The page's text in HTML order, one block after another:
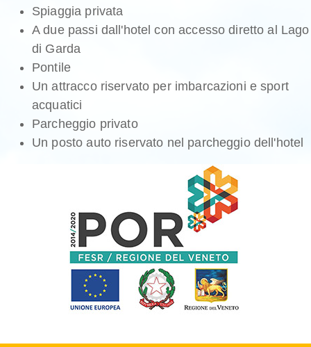
Spiaggia privata
A due passi dall'hotel con accesso diretto al Lago
di Garda
Pontile
Un attracco riservato per imbarcazioni e sport
acquatici
Parcheggio privato
Un posto auto riservato nel parcheggio dell'hotel